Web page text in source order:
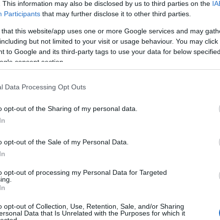
This information may also be disclosed by us to third parties on the
Participants that may further disclose it to other third parties.
that this website/app uses one or more Google services and may
but not limited to your visit or usage behaviour. You may
to Google and its third-party tags to use your data for below
consent section.
Data Processing Opt Outs
opt-out of the Sharing of my personal data.
opt-out of the Sale of my Personal Data.
opt-out of processing my Personal Data for Targeted
opt-out of Collection, Use, Retention, Sale, and/or Sharing
Data that Is Unrelated with the Purposes for which it
Muse magazin - három címlappal
2010.06.09. 10:09 -The Strange
Három különböző címlappal
nyári száma. Az egyiken Isabeli
míg a harmadikon Angela Lindvall
2 komment